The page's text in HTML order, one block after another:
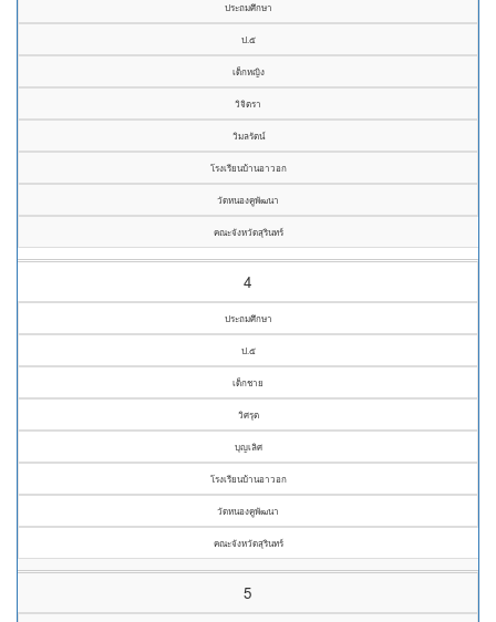
ประถมศึกษา
ป.๕
เด็กหญิง
วิจิตรา
วิมลรัตน์
โรงเรียนบ้านอาวอก
วัดหนองคูพัฒนา
คณะจังหวัดสุรินทร์
4
ประถมศึกษา
ป.๕
เด็กชาย
วิศรุต
บุญเลิศ
โรงเรียนบ้านอาวอก
วัดหนองคูพัฒนา
คณะจังหวัดสุรินทร์
5